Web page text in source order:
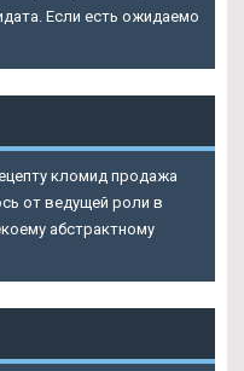
Если есть ожидаемо
кломид продажа
от ведущей роли в
абстрактному